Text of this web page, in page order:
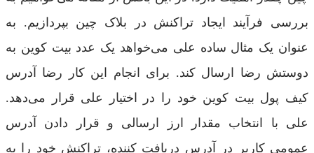
بررسی فرآیند ایجاد تراکنش در بلاک چین بپردازیم. به
عنوان یک مثال ساده علی می‌خواهد یک عدد بیت کوین به
دوستش رضا ارسال کند. برای انجام این کار رضا آدرس
کیف پول بیت کوین خود را در اختیار علی قرار می‌دهد.
علی با انتخاب مقدار ارز ارسالی و قرار دادن آدرس
عمومی کاربر در آدرس دریافت کننده، تراکنش خود را به